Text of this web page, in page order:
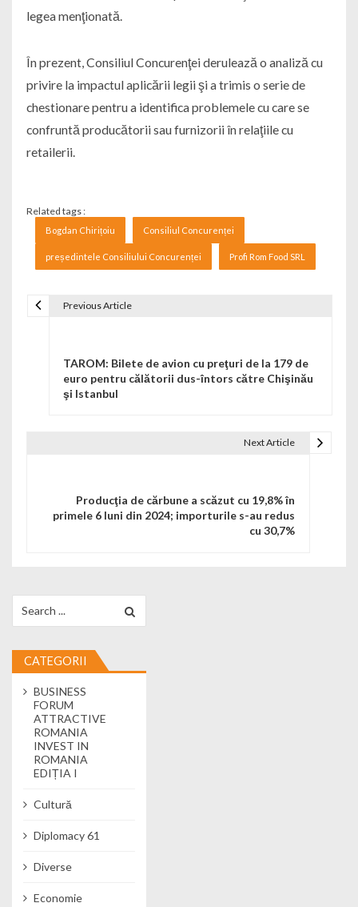
legea menţionată.
În prezent, Consiliul Concurenţei derulează o analiză cu
privire la impactul aplicării legii şi a trimis o serie de
chestionare pentru a identifica problemele cu care se
confruntă producătorii sau furnizorii în relaţiile cu
retailerii.
Related tags :
Bogdan Chirițoiu Consiliul Concurenței
președintele Consiliului Concurenței Profi Rom Food SRL
Previous Article
TAROM: Bilete de avion cu preţuri de la 179 de
euro pentru călătorii dus-întors către Chişinău
şi Istanbul
Next Article
Producţia de cărbune a scăzut cu 19,8% în
primele 6 luni din 2024; importurile s-au redus
cu 30,7%
CATEGORII
BUSINESS
FORUM
ATTRACTIVE
ROMANIA
INVEST IN
ROMANIA
EDIȚIA I
Cultură
Diplomacy 61
Diverse
Economie